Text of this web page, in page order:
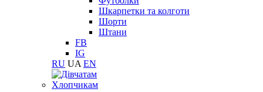
Шкарпетки та колготи
Шорти
Штани
FB
IG
RU UA EN
Хлопчикам